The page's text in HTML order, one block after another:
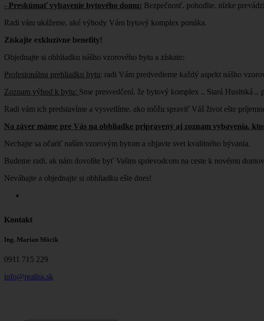
- Preskúmať vybavenie bytového domu: Bezpečnosť. pohodlie. nízke
Radi vám ukážeme. aké výhody Vám bytový komplex ponúka.
Získajte exkluzívne benefity!
Objednajte si obhliadku nášho vzorového bytu a získate:
Profesionálnu prehliadku bytu: radi Vám predvedieme každý aspekt nášho
Zoznam výhod k bytu: Sme presvedčení. že bytový komplex .. Stará Husitská ..
Radi vám ich predstavíme a vysvetlíme. ako môžu spraviť Váš život ešte
Na záver máme pre Vás na obhliadke pripravený aj zoznam vybavenia.
Nechajte sa očariť naším vzorovým bytom a objavte svet kvalitného bývania.
Budeme radi. ak nám dovolíte byť Vašim sprievodcom na ceste k novému
Neváhajte a objednajte si obhliadku ešte dnes!
Kontakt
Ing. Marian Môcik
0911 715 229
info@realiss.sk